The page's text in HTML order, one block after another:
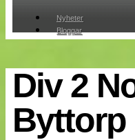
Nyheter
Bloggar
Cuper
Medlemmar
Medlemsbilder
Om oss
NÄTverket
Div 2
Byttorp